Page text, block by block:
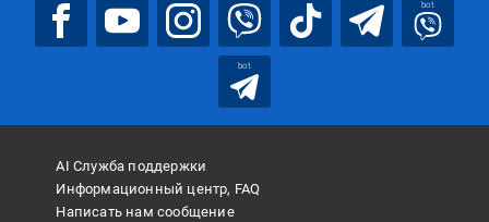
bot
bot
AI Служба поддержки
Информационный центр, FAQ
Написать нам сообщение